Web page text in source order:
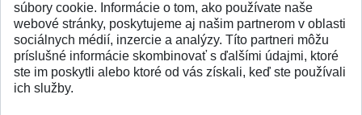
súbory cookie. Informácie o tom, ako používate naše
webové stránky, poskytujeme aj našim partnerom v oblasti
sociálnych médií, inzercie a analýzy. Títo partneri môžu
príslušné informácie skombinovať s ďalšími údajmi, ktoré
ste im poskytli alebo ktoré od vás získali, keď ste používali
ich služby.